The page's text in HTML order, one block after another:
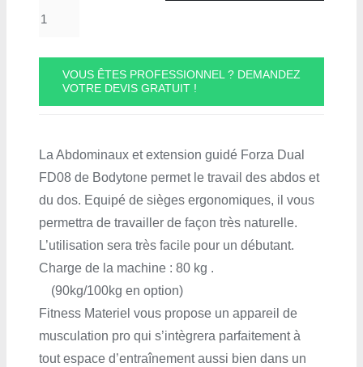
VOUS ÊTES PROFESSIONNEL ? DEMANDEZ
VOTRE DEVIS GRATUIT !
La Abdominaux et extension guidé Forza Dual
FD08 de Bodytone permet le travail des abdos et
du dos. Equipé de sièges ergonomiques, il vous
permettra de travailler de façon très naturelle.
L’utilisation sera très facile pour un débutant.
Charge de la machine : 80 kg
(90kg/100kg en option)
.
Fitness Materiel vous propose un appareil de
musculation pro qui s’intègrera parfaitement à
tout espace d’entraînement aussi bien dans un